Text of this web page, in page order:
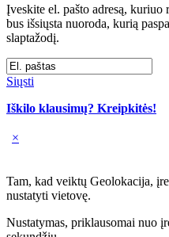
Įveskite el. pašto adresą, kuriuo
bus išsiųsta nuoroda, kurią
slaptažodį.
Siųsti
Iškilo klausimų? Kreipkitės!
×
Tam, kad veiktų Geolokacija,
nustatyti vietovę.
Nustatymas, priklausomai nuo